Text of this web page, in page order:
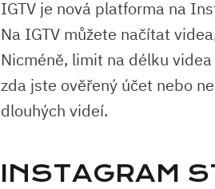
IGTV je nová platforma na
Na IGTV můžete načítat
Nicméně, limit na délku
zda jste ověřený účet nebo
dlouhých videí.
INSTAGRAM